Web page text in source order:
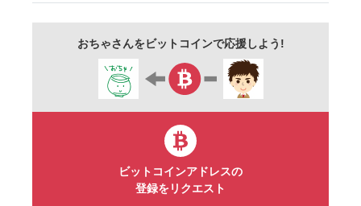
ゆめかわいい パステル ニュアンスカラー
シンプル a4 横 見出し
コピースペース 余白 表紙
名刺
おちゃさんをビットコインで応援しよう!
ビットコインアドレスの
登録をリクエスト